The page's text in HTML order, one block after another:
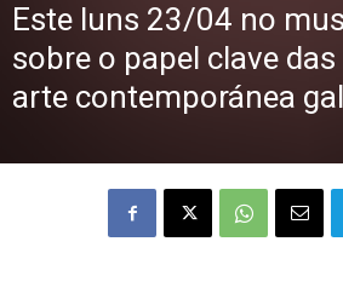
Este luns 23/04 no
sobre o papel clave
arte contemporánea